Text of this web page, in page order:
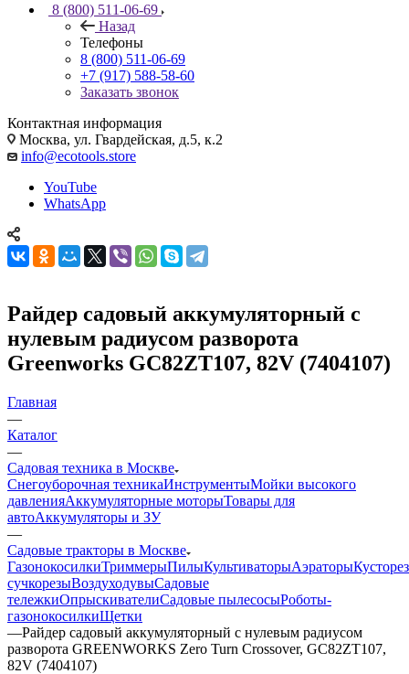
8 (800) 511-06-69
Назад
Телефоны
8 (800) 511-06-69
+7 (917) 588-58-60
Заказать звонок
Контактная информация
Москва, ул. Гвардейская, д.5, к.2
info@ecotools.store
YouTube
WhatsApp
Райдер садовый аккумуляторный с
нулевым радиусом разворота
Greenworks GC82ZT107, 82V (7404107)
Главная
—
Каталог
—
Садовая техника в Москве
Снегоуборочная техникаИнструментыМойки высокого
давленияАккумуляторные моторыТовары для
автоАккумуляторы и ЗУ
—
Садовые тракторы в Москве
ГазонокосилкиТриммерыПилыКультиваторыАэраторы
сучкорезыВоздуходувыСадовые
тележкиОпрыскивателиСадовые пылесосыРоботы-
газонокосилкиЩетки
—Райдер садовый аккумуляторный с нулевым радиусом
разворота GREENWORKS Zero Turn Crossover, GC82ZT107,
82V (7404107)